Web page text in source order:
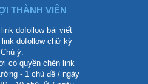
THÀNH VIÊN
dofollow bài viết
dofollow chữ ký
Chú ý:
có quyền chèn link
- 1 chủ đề / ngày